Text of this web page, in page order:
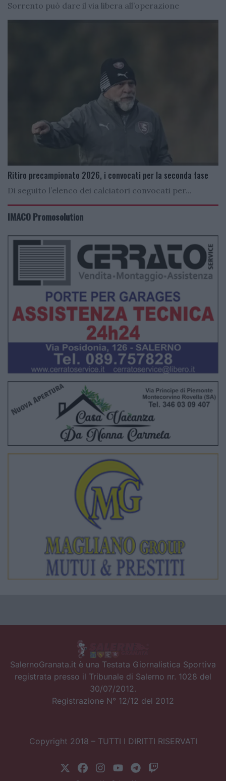
Sorrento può dare il via libera all’operazione
Ritiro precampionato 2026, i convocati per la seconda fase
Di seguito l’elenco dei calciatori convocati per...
IMACO Promosolution
SalernoGranata.it è una Testata Giornalistica Sportiva
registrata presso il Tribunale di Salerno nr. 1028 del
30/07/2012.
Registrazione N° 12/12 del 2012
Copyright 2018 – TUTTI I DIRITTI RISERVATI